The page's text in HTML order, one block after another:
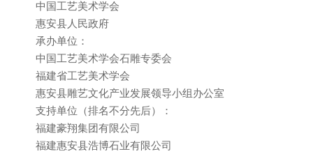
中国工艺美术学会
惠安县人民政府
承办单位：
中国工艺美术学会石雕专委会
福建省工艺美术学会
惠安县雕艺文化产业发展领导小组办公室
支持单位（排名不分先后）：
福建豪翔集团有限公司
福建惠安县浩博石业有限公司